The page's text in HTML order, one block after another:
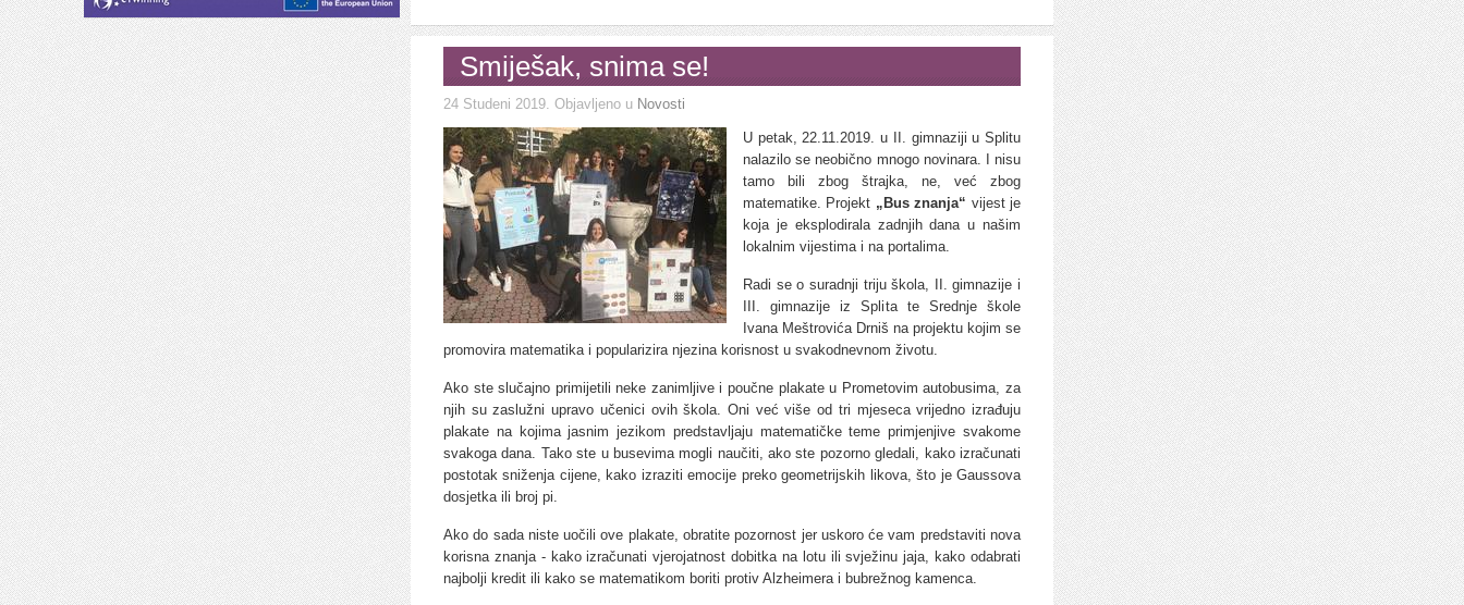
Smiješak, snima se!
24 Studeni 2019. Objavljeno u Novosti
U petak, 22.11.2019. u II. gimnaziji u Splitu
nalazilo se neobično mnogo novinara. I nisu
tamo bili zbog štrajka, ne, već zbog
matematike. Projekt „Bus znanja“ vijest je
koja je eksplodirala zadnjih dana u našim
lokalnim vijestima i na portalima.
Radi se o suradnji triju škola, II. gimnazije i
III. gimnazije iz Splita te Srednje škole
Ivana Meštrovića Drniš na projektu kojim se
promovira matematika i popularizira njezina korisnost u svakodnevnom životu.
Ako ste slučajno primijetili neke zanimljive i poučne plakate u Prometovim autobusima, za
njih su zaslužni upravo učenici ovih škola. Oni već više od tri mjeseca vrijedno izrađuju
plakate na kojima jasnim jezikom predstavljaju matematičke teme primjenjive svakome
svakoga dana. Tako ste u busevima mogli naučiti, ako ste pozorno gledali, kako izračunati
postotak sniženja cijene, kako izraziti emocije preko geometrijskih likova, što je Gaussova
dosjetka ili broj pi.
Ako do sada niste uočili ove plakate, obratite pozornost jer uskoro će vam predstaviti nova
korisna znanja - kako izračunati vjerojatnost dobitka na lotu ili svježinu jaja, kako odabrati
najbolji kredit ili kako se matematikom boriti protiv Alzheimera i bubrežnog kamenca.